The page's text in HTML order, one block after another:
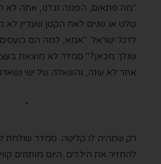
"מה פתאום, הפגנה נגדנו, אתה לא
שלט או שניים לאח הקטן שעדיין לא
לדגל ישראל. "אמא, למה הם
שנלך מכאן?" סמדר לא מוצאת
אחר לא עונה, והשאלה של ישי
*
רק שתהיה לו קליטה. סמדר שולחת
להחזיר את הילדים. היום מותחים